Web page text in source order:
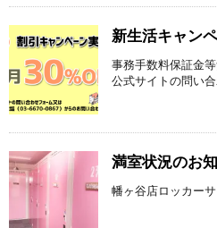
新生活キャン
事務手数料保証金
公式サイトの問い
満室状況のお
幡ヶ谷店ロッカー